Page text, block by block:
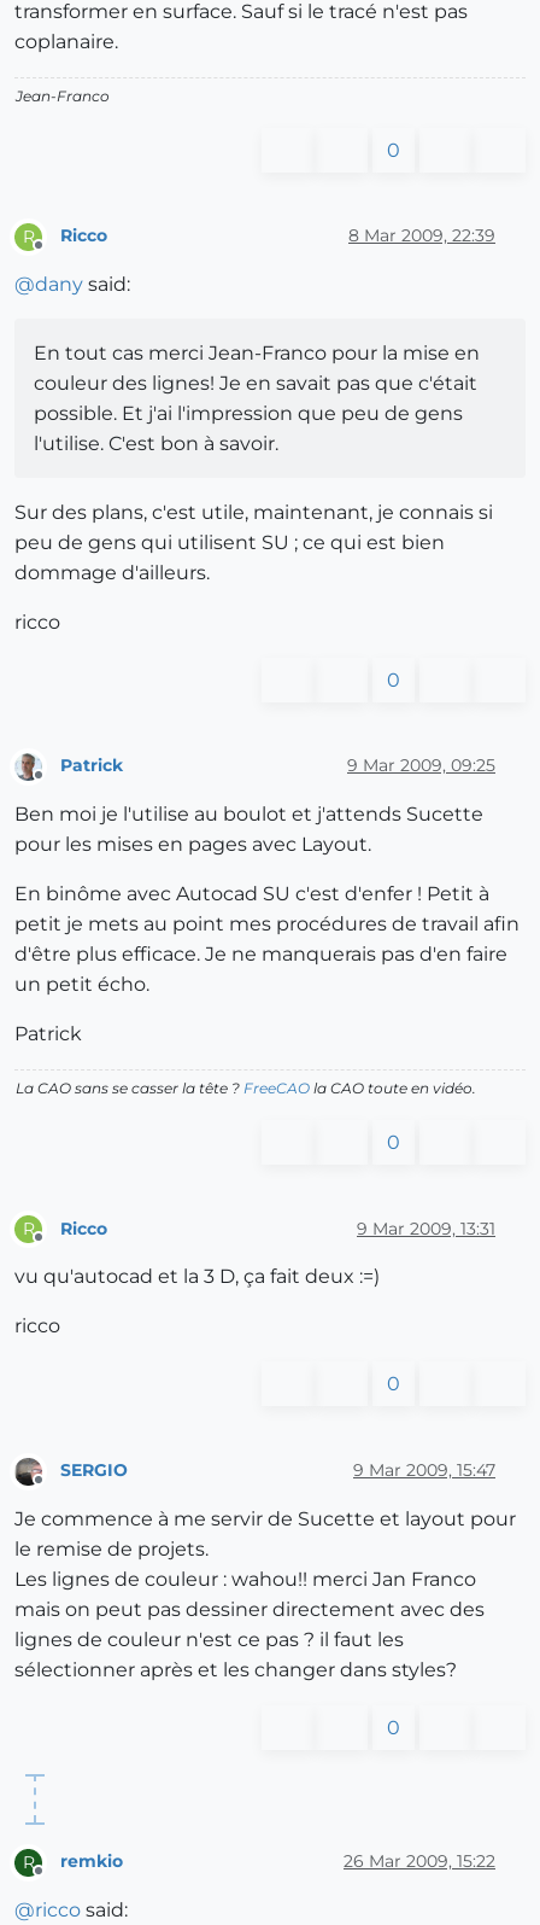
transformer en surface. Sauf si le tracé n'est pas
coplanaire.
Jean-Franco
0
R Ricco 8 Mar 2009, 22:39
@dany said:
En tout cas merci Jean-Franco pour la mise en
couleur des lignes! Je en savait pas que c'était
possible. Et j'ai l'impression que peu de gens
l'utilise. C'est bon à savoir.
Sur des plans, c'est utile, maintenant, je connais si
peu de gens qui utilisent SU ; ce qui est bien
dommage d'ailleurs.
ricco
0
Patrick 9 Mar 2009, 09:25
Ben moi je l'utilise au boulot et j'attends Sucette
pour les mises en pages avec Layout.
En binôme avec Autocad SU c'est d'enfer ! Petit à
petit je mets au point mes procédures de travail afin
d'être plus efficace. Je ne manquerais pas d'en faire
un petit écho.
Patrick
La CAO sans se casser la tête ? FreeCAO la CAO toute en vidéo.
0
R Ricco 9 Mar 2009, 13:31
vu qu'autocad et la 3 D, ça fait deux :=)
ricco
0
Offline
SERGIO 9 Mar 2009, 15:47
Je commence à me servir de Sucette et layout pour
le remise de projets.
Les lignes de couleur : wahou!! merci Jan Franco
mais on peut pas dessiner directement avec des
lignes de couleur n'est ce pas ? il faut les
sélectionner après et les changer dans styles?
0
R
Offline
remkio 26 Mar 2009, 15:22
@ricco said: